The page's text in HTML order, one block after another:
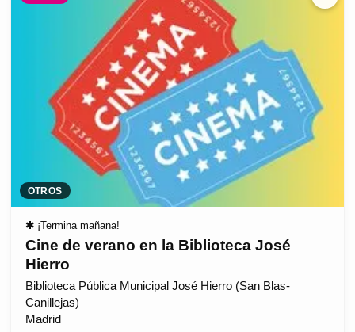
OTROS
✱ ¡Termina mañana!
Cine de verano en la Biblioteca José
Hierro
Biblioteca Pública Municipal José Hierro (San Blas-
Canillejas)
Madrid